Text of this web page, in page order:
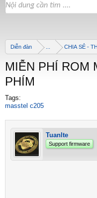
Diễn đàn CHIA SẺ -
MIỄN PHÍ ROM
PHÍM
Tags:
masstel c205
Tuanlte
Support firmware